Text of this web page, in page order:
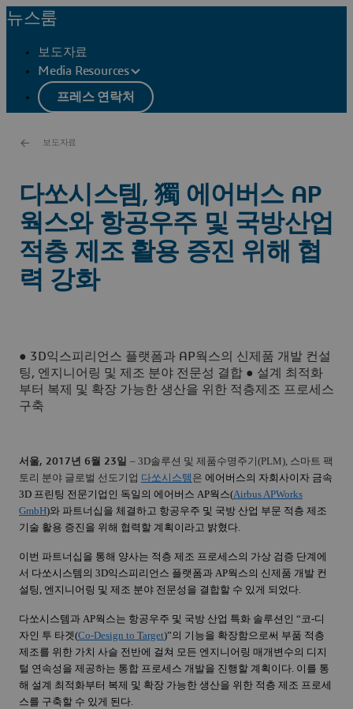
뉴스룸
보도자료
Media Resources
프레스 연락처
보도자료
다쏘시스템, 獨 에어버스 AP
웍스와 항공우주 및 국방산업
적층 제조 활용 증진 위해 협
력 강화
● 3D익스피리언스 플랫폼과 AP웍스의 신제품 개발 컨설
팅, 엔지니어링 및 제조 분야 전문성 결합 ● 설계 최적화
부터 복제 및 확장 가능한 생산을 위한 적층제조 프로세스
구축
서울, 2017년 6월 23일 – 3D솔루션 및 제품수명주기(PLM), 스마트 팩
토리 분야 글로벌 선도기업 다쏘시스템 은 에어버스의 자회사이자 금속
3D 프린팅 전문기업인 독일의 에어버스 AP웍스(Airbus APWorks
GmbH)와 파트너십을 체결하고 항공우주 및 국방 산업 부문 적층 제조
기술 활용 증진을 위해 협력할 계획이라고 밝혔다.
이번 파트너십을 통해 양사는 적층 제조 프로세스의 가상 검증 단계에
서 다쏘시스템의 3D익스피리언스 플랫폼과 AP웍스의 신제품 개발 컨
설팅 , 엔지니어링 및 제조 분야 전문성을 결합할 수 있게 되었다.
다쏘시스템과 AP웍스는 항공우주 및 국방 산업 특화 솔루션인 “코-디
자인 투 타겟(Co-Design to Target)”의 기능을 확장함으로써 부품 적층
제조를 위한 가치 사슬 전반에 걸쳐 모든 엔지니어링 매개변수의 디지
털 연속성을 제공하는 통합 프로세스 개발을 진행할 계획이다. 이를 통
해 설계 최적화부터 복제 및 확장 가능한 생산을 위한 적층 제조 프로세
스를 구축할 수 있게 된다.